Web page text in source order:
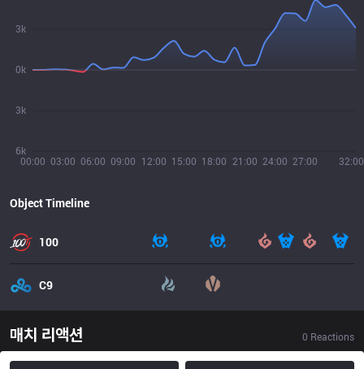
00:00 03:00 06:00 09:00 12:00 15:00 18:00 21:00 24:00 27:00 32:00
6k
3k
0k
3k
Object Timeline
100
C9
매치 리액션 0 Reactions